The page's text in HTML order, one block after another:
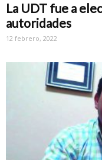
La UDT fue a
autoridades
12 febrero, 2022